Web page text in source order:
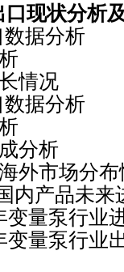
口现状分析
据分析
情况
据分析
分析
市场分布
产品未来
泵行业
泵行业出